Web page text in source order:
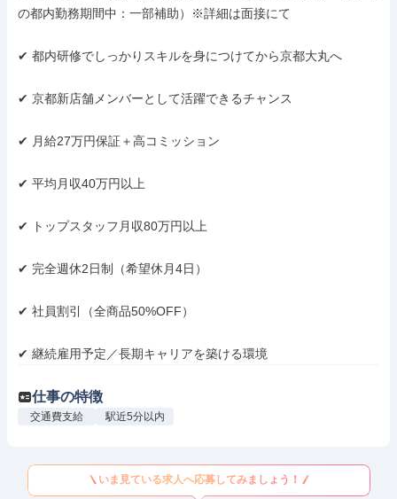
の都内勤務期間中：一部補助）※詳細は面接にて
✔ 都内研修でしっかりスキルを身につけてから京都大丸へ
✔ 京都新店舗メンバーとして活躍できるチャンス
✔ 月給27万円保証＋高コミッション
✔ 平均月収40万円以上
✔ トップスタッフ月収80万円以上
✔ 完全週休2日制（希望休月4日）
✔ 社員割引（全商品50%OFF）
✔ 継続雇用予定／長期キャリアを築ける環境
仕事の特徴
交通費支給 駅近5分以内
いま見ている求人へ応募してみましょう！